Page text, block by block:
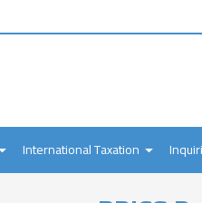
International Taxation